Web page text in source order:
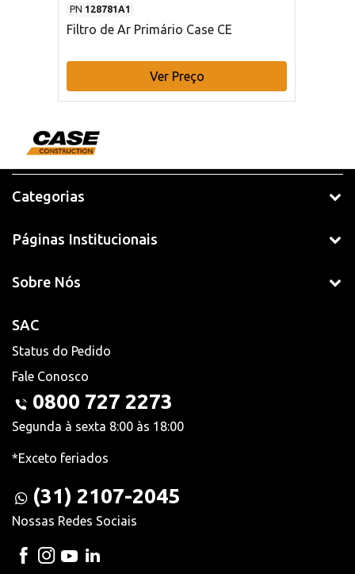
PN 128781A1
Filtro de Ar Primário Case CE
Ver Preço
Categorias
Páginas Institucionais
Sobre Nós
SAC
Status do Pedido
Fale Conosco
0800 727 2273
Segunda à sexta 8:00 às 18:00
*Exceto feriados
(31) 2107-2045
Nossas Redes Sociais